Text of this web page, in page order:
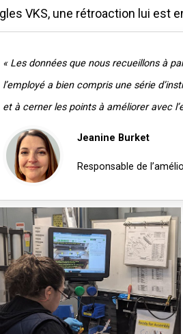
VKS, une rétroaction lui est
« Les données que nous recueillons à
l’employé a bien compris une série
et à cerner les points à améliorer avec
Jeanine Burket
Responsable de